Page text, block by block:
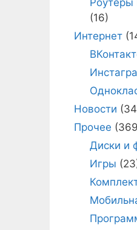
Роутеры
(16)
Интернет
Новости
Прочее
Диски и
Игры